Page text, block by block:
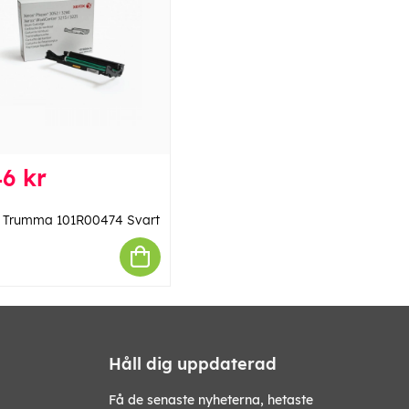
kr
101R00474 Svart
Håll dig uppdaterad
Få de senaste nyheterna, hetaste